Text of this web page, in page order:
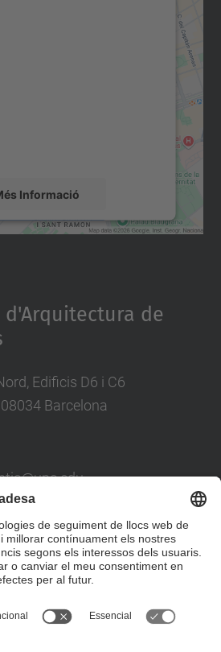
Informació
Accepta
de
Edificis D6 i C6
Barcelona
de Computadors. C.